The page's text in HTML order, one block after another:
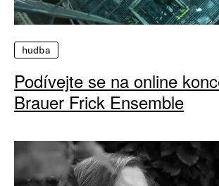
hudba
Podívejte se na online
Brauer Frick Ensemble